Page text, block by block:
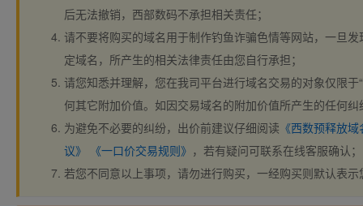
后无法撤销，西部数码不承担相关责任；
请不要将购买的域名用于制作钓鱼诈骗色情等网站，一旦
定域名，所产生的相关法律责任由您自行承担；
请您知悉并理解，您在我司平台进行域名交易的对象仅限于
何其它附加价值。如因交易域名的附加价值所产生的任何
为避免不必要的纠纷，出价前建议仔细阅读 《西数预释放
议》
《一口价交易规则》 ，若有疑问可联系在线客服确认；
若您不同意以上事项，请勿进行购买，一经购买则默认表